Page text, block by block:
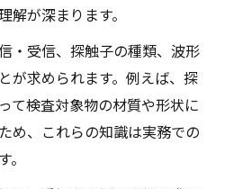
解が深まります。
・受信、探触子の種類、波形
が求められます。例えば、探
て検査対象物の材質や形状に
め、これらの知識は実務での